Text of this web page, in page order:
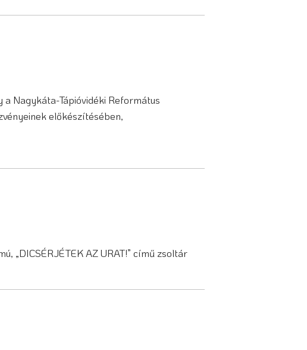
Nagykáta-Tápióvidéki Református
előkészítésében,
„DICSÉRJÉTEK AZ URAT!” című zsoltár